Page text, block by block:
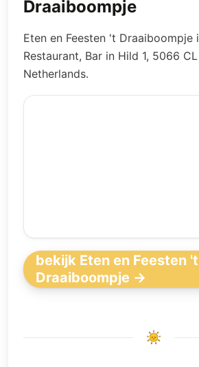
Draaiboompje
Eten en Feesten 't Draaiboompje
Restaurant, Bar in Hild 1, 5066
Netherlands.
bekijk Eten en Feesten 't
Draaiboompje →